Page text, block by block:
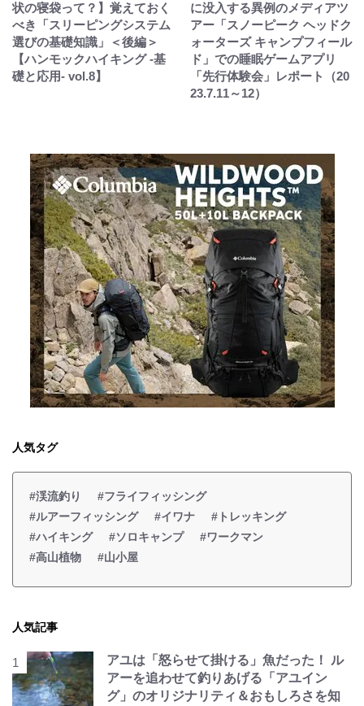
状の寝袋って？】覚えておく
べき「スリーピングシステム
選びの基礎知識」＜後編＞
【ハンモックハイキング -基
礎と応用- vol.8】
に没入する異例のメディアツ
アー「スノーピーク ヘッドク
ォーターズ キャンプフィール
ド」での睡眠ゲームアプリ
「先行体験会」レポート（20
23.7.11～12）
人気タグ
#渓流釣り
#フライフィッシング
#ルアーフィッシング
#イワナ
#トレッキング
#ハイキング
#ソロキャンプ
#ワークマン
#高山植物
#山小屋
人気記事
アユは「怒らせて掛ける」魚だった！ ル
アーを追わせて釣りあげる「アユイン
グ」のオリジナリティ＆おもしろさを知